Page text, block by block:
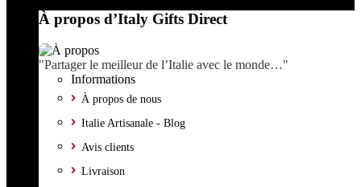
À propos d’Italy Gifts Direct
"Partager le meilleur de l’Italie avec le monde…"
Informations
À propos de nous
Italie Artisanale - Blog
Avis clients
Livraison